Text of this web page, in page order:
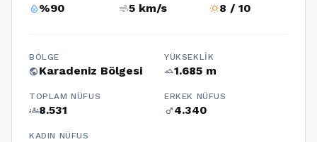
humidity_percentage%90 air5 km/s wb_sunny8 / 10
BÖLGE
publicKaradeniz Bölgesi
YÜKSEKLIK
terrain1.685 m
TOPLAM NÜFUS
groups8.531
ERKEK NÜFUS
male4.340
KADIN NÜFUS